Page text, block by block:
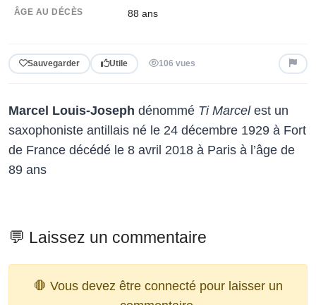
ÂGE AU DÉCÈS 88 ans
Sauvegarder Utile 106 vues
Marcel Louis-Joseph dénommé Ti Marcelest un
saxophoniste antillais né le 24 décembre 1929 à Fort
de France décédé le 8 avril 2018 à Paris à l’âge de
89 ans
💬 Laissez un commentaire
🛑 Vous devez être connecté pour laisser un